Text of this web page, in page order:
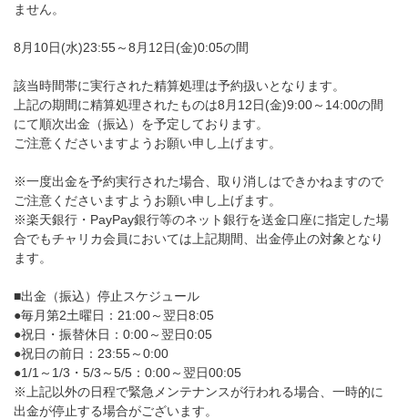
ません。
8月10日(水)23:55～8月12日(金)0:05の間
該当時間帯に実行された精算処理は予約扱いとなります。
上記の期間に精算処理されたものは8月12日(金)9:00～14:00の間
にて順次出金（振込）を予定しております。
ご注意くださいますようお願い申し上げます。
※一度出金を予約実行された場合、取り消しはできかねますので
ご注意くださいますようお願い申し上げます。
※楽天銀行・PayPay銀行等のネット銀行を送金口座に指定した場
合でもチャリカ会員においては上記期間、出金停止の対象となり
ます。
■出金（振込）停止スケジュール
●毎月第2土曜日：21:00～翌日8:05
●祝日・振替休日：0:00～翌日0:05
●祝日の前日：23:55～0:00
●1/1～1/3・5/3～5/5：0:00～翌日00:05
※上記以外の日程で緊急メンテナンスが行われる場合、一時的に
出金が停止する場合がございます。